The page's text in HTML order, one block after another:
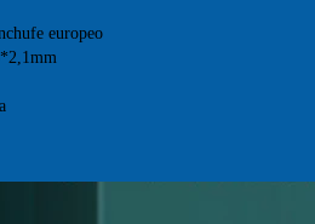
europeo